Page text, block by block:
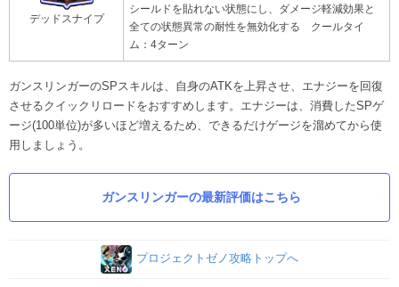
デッドスナイプ
シールドを貼れない状態にし、ダメージ軽減効果と
全ての状態異常の耐性を無効化する クールタイ
ム：4ターン
ガンスリンガーのSPスキルは、自身のATKを上昇させ、エナジーを回復
させるクイックリロードをおすすめします。エナジーは、消費したSPゲ
ージ(100単位)が多いほど増えるため、できるだけゲージを溜めてから使
用しましょう。
ガンスリンガーの最新評価はこちら
プロジェクトゼノ攻略トップへ